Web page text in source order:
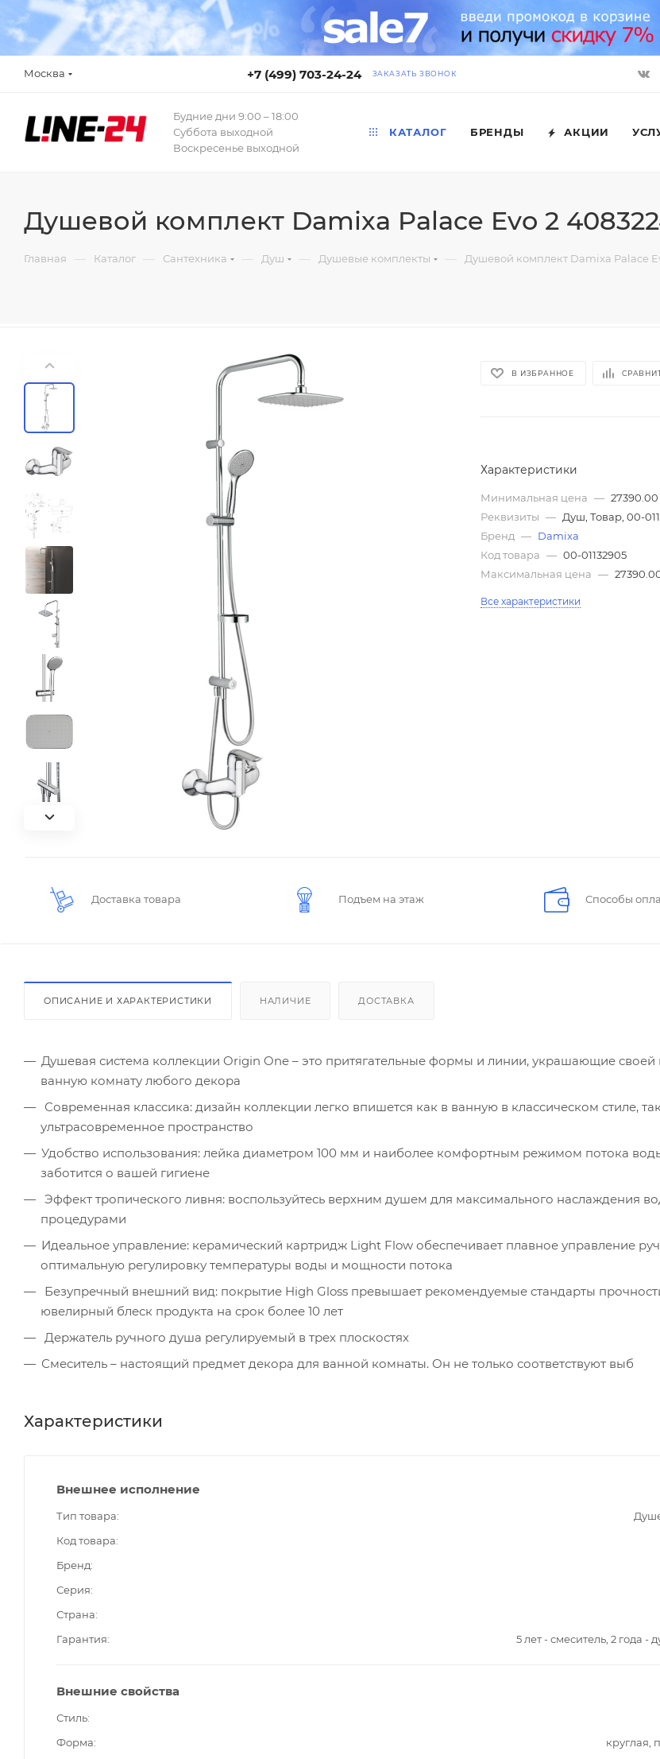
Москва +7 (499) 703-24-24 ЗАКАЗАТЬ ЗВОНОК
Будние дни 9:00 – 18:00
Суббота выходной
Воскресенье выходной
КАТАЛОГ БРЕНДЫ АКЦИИ
Душевой комплект Damixa Palace Evo 2
Главная — Каталог — Сантехника — Душ — Душевые комплекты — Душевой комплект Damixa Palace
В ИЗБРАННОЕ
Характеристики
Минимальная цена — 27390.00
Реквизиты — Душ, Товар, 00-
Бренд — Damixa
Код товара — 00-01132905
Максимальная цена —
Все характеристики
Доставка товара Подъем на этаж Способы
ОПИСАНИЕ И ХАРАКТЕРИСТИКИ НАЛИЧИЕ ДОСТАВКА
Душевая система коллекции Origin One – это притягательные формы и линии, украшающие своей
ванную комнату любого декора
Современная классика: дизайн коллекции легко впишется как в ванную в классическом стиле,
ультрасовременное пространство
Удобство использования: лейка диаметром 100 мм и наиболее комфортным режимом потока
заботится о вашей гигиене
Эффект тропического ливня: воспользуйтесь верхним душем для максимального наслаждения
процедурами
Идеальное управление: керамический картридж Light Flow обеспечивает плавное управление
оптимальную регулировку температуры воды и мощности потока
Безупречный внешний вид: покрытие High Gloss превышает рекомендуемые стандарты
ювелирный блеск продукта на срок более 10 лет
Держатель ручного душа регулируемый в трех плоскостях
Смеситель – настоящий предмет декора для ванной комнаты. Он не только соответствуют выб
Характеристики
Внешнее исполнение
Тип товара
Код товара
Бренд
Серия
Страна
Гарантия
5 лет - смеситель, 2 года -
Внешние свойства
Стиль
Форма
круглая,